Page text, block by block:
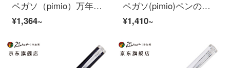
ペガソ（pimio）万年筆サインペン新型ジェイリーンシリーズ男性女性学生用ビジネスインクペンプレゼントペン928 S亮黒
¥1,364~
ペガソ(pimio)ペンの署名ペン男性女性ビジネスオフィス成人インクを書くタイラーシリーズ951ワインレッド
¥1,410~